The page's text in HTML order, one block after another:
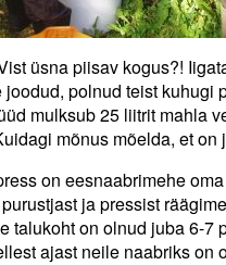
üsna piisav kogus?!
polnud teist kuhugi
mulksub 25 liitrit mahla
mõnus mõelda, et
on eesnaabrimehe
ja pressist
talukoht on olnud juba 6-7
ajast neile naabriks on